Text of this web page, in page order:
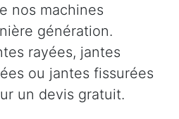
nos machines
génération.
rayées, jantes
ou jantes fissurées
un devis gratuit.